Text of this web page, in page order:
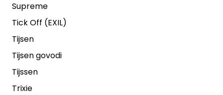
Supreme
Tick Off (EXIL)
Tijsen
Tijsen govodi
Tijssen
Trixie